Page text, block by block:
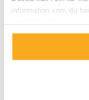
information som du